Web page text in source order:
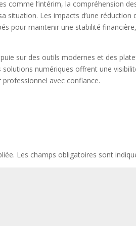
comme l’intérim, la compréhension
situation. Les impacts d’une
pour maintenir une stabilité
sur des outils modernes et des
solutions numériques offrent une
avec confiance.
Les champs obligatoires sont